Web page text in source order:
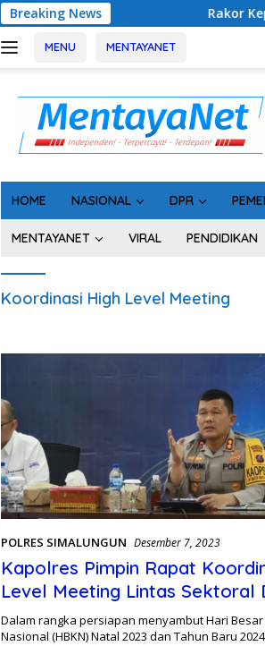
Breaking News Rakor Kepala Desa
MENU MENTAYANET
HOME NASIONAL DPR
MENTAYANET VIRAL PENDIDIKAN
Koordinasi High Level Meeting
POLRES SIMALUNGUN Desember 7, 2023
Kapolres Pimpin Rapat
Level Meeting Lintas Sektoral
Pemkab Simalungun
Dalam rangka persiapan menyambut Hari
Nasional (HBKN) Natal 2023 dan Tahun Baru